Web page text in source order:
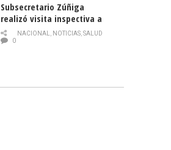
Subsecretario Zúñiga
realizó visita inspectiva a
Hospital Modular Sótero del
Río
NACIONAL, NOTICIAS,SALUD
0